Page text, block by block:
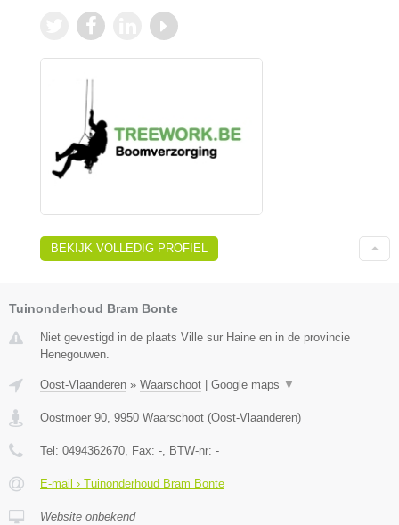
BEKIJK VOLLEDIG PROFIEL
Tuinonderhoud Bram Bonte
Niet gevestigd in de plaats Ville sur Haine en in de provincie
Henegouwen.
Oost-Vlaanderen » Waarschoot Google maps ▼
Oostmoer 90, 9950 Waarschoot (Oost-Vlaanderen)
Tel: 0494362670, Fax: -, BTW-nr: -
E-mail › Tuinonderhoud Bram Bonte
Website onbekend